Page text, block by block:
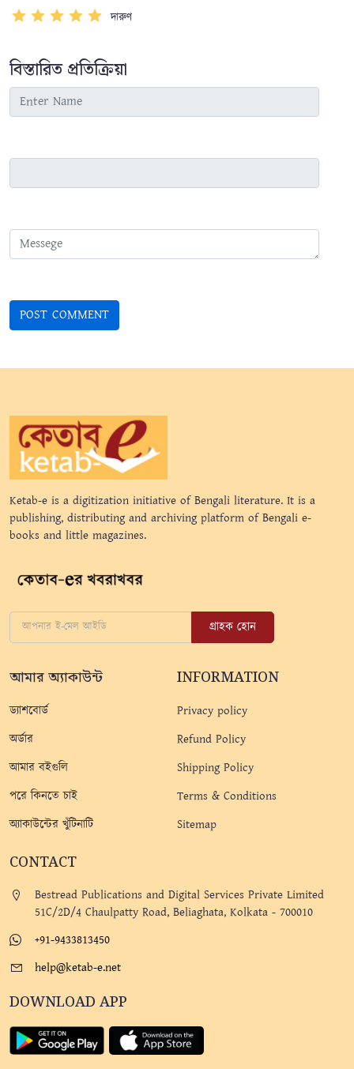
দারুণ
বিস্তারিত প্রতিক্রিয়া
Ketab-e is a digitization initiative of Bengali literature. It is a
publishing, distributing and archiving platform of Bengali e-
books and little magazines.
গ্রাহক হোন
আমার অ্যাকাউন্ট
ড্যাশবোর্ড
অর্ডার
আমার বইগুলি
পরে কিনতে চাই
অ্যাকাউন্টের খুঁটিনাটি
INFORMATION
Privacy policy
Refund Policy
Shipping Policy
Terms & Conditions
Sitemap
CONTACT
Bestread Publications and Digital Services Private Limited
51C/2D/4 Chaulpatty Road, Beliaghata, Kolkata - 700010
+91-9433813450
help@ketab-e.net
DOWNLOAD APP